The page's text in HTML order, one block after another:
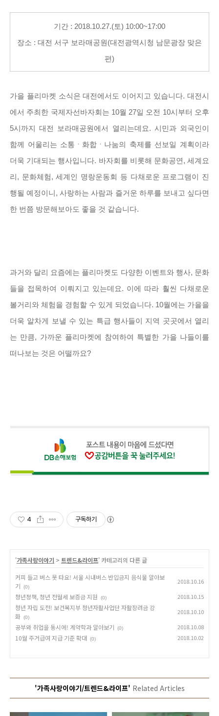
기간 : 2018.10.27.(토) 10:00~17:00
장소 : 대전 서구 보라매공원(대전광역시청 남문광장 맞은
편)
가을 플리마켓 소식은 대전에서도 이어지고 있습니다. 대전시
에서 주최한 국제자선바자회는 10월 27일 오전 10시부터 오후
5시까지 대전 보라매공원에서 열리는데요. 시민과 외국인이
함께 어울리는 소통ㆍ화합ㆍ나눔의 축제를 선보일 계획이라
더욱 기대되는 행사입니다. 바자회를 비롯해 문화공연, 세계요
리, 문화체험, 세계인 명랑운동회 등 다채로운 프로그램이 진
행될 예정이니, 사랑하는 사람과 즐거운 하루를 보내고 싶다면
한 번쯤 방문해보아도 좋을 것 같습니다.
과거와 달리 요즘에는 플리마켓도 다양한 이벤트와 행사, 문화
들을 접목하여 이뤄지고 있는데요. 이에 따라 훨씬 다채로운
볼거리와 체험을 경험할 수 있게 되었습니다. 10월에는 가을을
더욱 알차게 보낼 수 있는 특급 행사들이 지역 곳곳에서 열리
는 만큼, 가까운 플리마켓에 참여하여 특별한 가을 나들이를
떠나보는 것은 어떨까요?
4 구독하기
'가족사랑이야기 > 트렌드&라이프' 카테고리의 다른 글
커피 들고 버스 못 타요! 서울 시내버스 반입금지 음식물 알아보
기
(0)
2018.10.16
청년정책, 청년 전월세 보증금 지원 (0) 2018.10.15
청년 자립 도전! 보건복지부 청년자활사업단 자활장려금 강
화 (0)
2018.10.10
공부와 취업을 동시에! 계약학과 알아보기 (0) 2018.10.08
10월 주거급여 지급 기준 확대 (0) 2018.10.02
'가족사랑이야기/트렌드&라이프' Related Articles